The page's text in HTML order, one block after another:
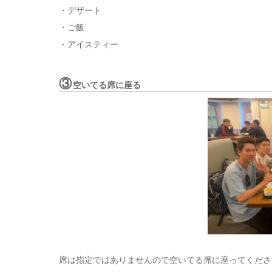
・デザート
・ご飯
・アイスティー
③空いてる席に座る
席は指定ではありませんので空いてる席に座ってくだ